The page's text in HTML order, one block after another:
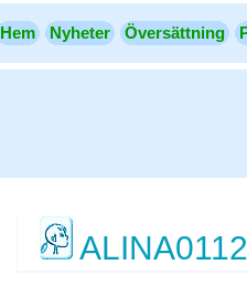
Hem Nyheter Översättning
ALINA0112